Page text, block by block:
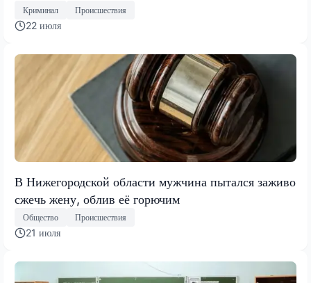
Криминал Происшествия
22 июля
В Нижегородской области мужчина пытался заживо
сжечь жену, облив её горючим
Общество Происшествия
21 июля